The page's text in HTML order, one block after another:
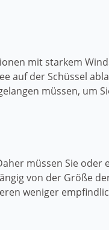
mit starkem
auf der Schüssel
müssen, um
müssen Sie oder
von der Größe
weniger